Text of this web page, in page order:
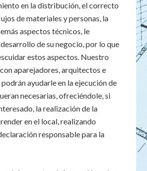
en la distribución, el correcto
de materiales y personas, la
aspectos técnicos, le
de su negocio, por lo que
estos aspectos. Nuestro
aparejadores, arquitectos e
ayudarle en la ejecución de
necesarias, ofreciéndole, si
la realización de la
en el local, realizando
responsable para la